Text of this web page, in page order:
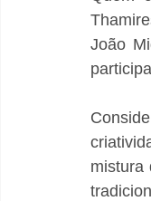
João
mistura